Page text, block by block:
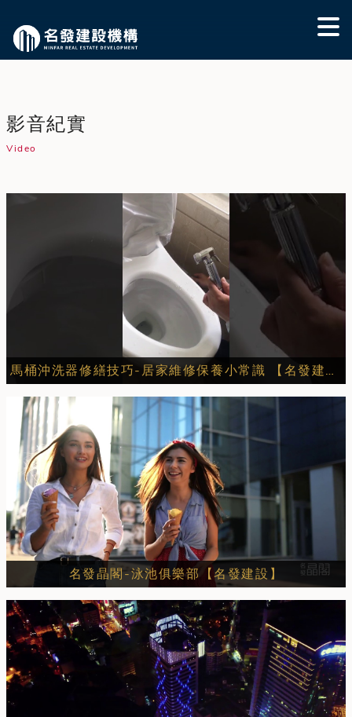
影音紀實
Video
馬桶沖洗器修繕技巧-居家維修保養小常識 【名發建設】
名發晶閣-泳池俱樂部【名發建設】